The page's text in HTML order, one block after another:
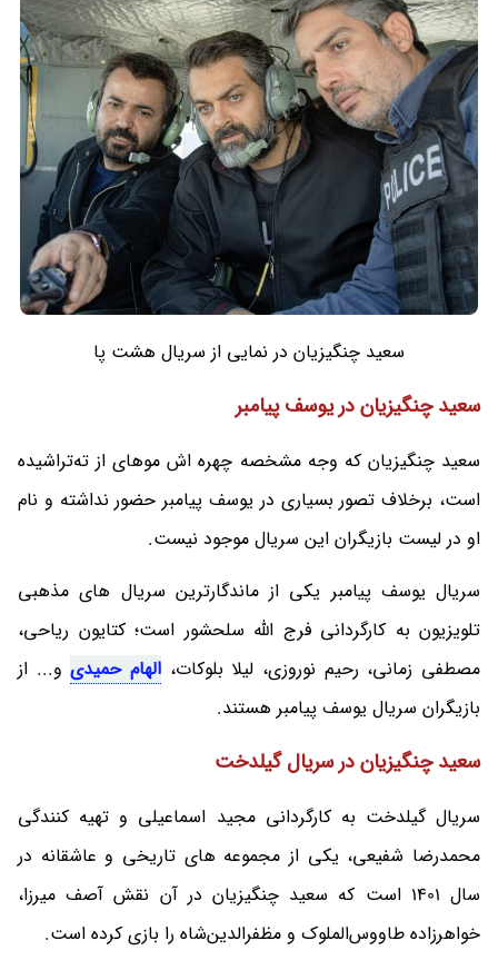
سعید چنگیزیان در نمایی از سریال هشت پا
سعید چنگیزیان در یوسف پیامبر
سعید چنگیزیان که وجه مشخصه چهره اش موهای از ته‌تراشیده
است، برخلاف تصور بسیاری در یوسف پیامبر حضور نداشته و نام
او در لیست بازیگران این سریال موجود نیست.
سریال یوسف پیامبر یکی از ماندگارترین سریال های مذهبی
تلویزیون به کارگردانی فرج الله سلحشور است؛ کتایون ریاحی،
مصطفی زمانی، رحیم نوروزی، لیلا بلوکات، الهام حمیدیو... از
بازیگران سریال یوسف پیامبر هستند.
سعید چنگیزیان در سریال گیلدخت
سریال گیلدخت به کارگردانی مجید اسماعیلی و تهیه کنندگی
محمدرضا شفیعی، یکی از مجموعه های تاریخی و عاشقانه در
سال 1401 است که سعید چنگیزیان در آن نقش آصف میرزا،
خواهرزاده‌ طاووس‌الملوک ‌و مظفرالدین‌شاه را بازی کرده است.